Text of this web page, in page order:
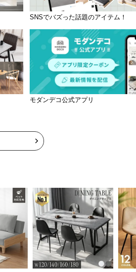
SNSでバズった話題のアイテム！
モダンデコ公式アプリ